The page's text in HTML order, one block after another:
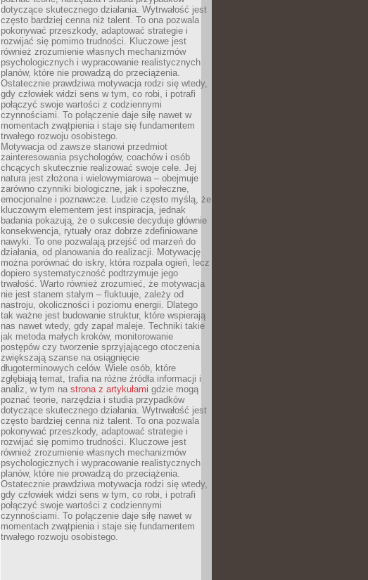
dotyczące skutecznego działania. Wytrwałość jest
często bardziej cenna niż talent. To ona pozwala
pokonywać przeszkody, adaptować strategie i
rozwijać się pomimo trudności. Kluczowe jest
również zrozumienie własnych mechanizmów
psychologicznych i wypracowanie realistycznych
planów, które nie prowadzą do przeciążenia.
Ostatecznie prawdziwa motywacja rodzi się wtedy,
gdy człowiek widzi sens w tym, co robi, i potrafi
połączyć swoje wartości z codziennymi
czynnościami. To połączenie daje siłę nawet w
momentach zwątpienia i staje się fundamentem
trwałego rozwoju osobistego.
Motywacja od zawsze stanowi przedmiot
zainteresowania psychologów, coachów i osób
chcących skutecznie realizować swoje cele. Jej
natura jest złożona i wielowymiarowa – obejmuje
zarówno czynniki biologiczne, jak i społeczne,
emocjonalne i poznawcze. Ludzie często myślą, że
kluczowym elementem jest inspiracja, jednak
badania pokazują, że o sukcesie decyduje głównie
konsekwencja, rytuały oraz dobrze zdefiniowane
nawyki. To one pozwalają przejść od marzeń do
działania, od planowania do realizacji. Motywację
można porównać do iskry, która rozpala ogień, lecz
dopiero systematyczność podtrzymuje jego
trwałość. Warto również zrozumieć, że motywacja
nie jest stanem stałym – fluktuuje, zależy od
nastroju, okoliczności i poziomu energii. Dlatego
tak ważne jest budowanie struktur, które wspierają
nas nawet wtedy, gdy zapał maleje. Techniki takie
jak metoda małych kroków, monitorowanie
postępów czy tworzenie sprzyjającego otoczenia
zwiększają szanse na osiągnięcie
długoterminowych celów. Wiele osób, które
zgłębiają temat, trafia na różne źródła informacji i
analiz, w tym na strona z artykułami gdzie mogą
poznać teorie, narzędzia i studia przypadków
dotyczące skutecznego działania. Wytrwałość jest
często bardziej cenna niż talent. To ona pozwala
pokonywać przeszkody, adaptować strategie i
rozwijać się pomimo trudności. Kluczowe jest
również zrozumienie własnych mechanizmów
psychologicznych i wypracowanie realistycznych
planów, które nie prowadzą do przeciążenia.
Ostatecznie prawdziwa motywacja rodzi się wtedy,
gdy człowiek widzi sens w tym, co robi, i potrafi
połączyć swoje wartości z codziennymi
czynnościami. To połączenie daje siłę nawet w
momentach zwątpienia i staje się fundamentem
trwałego rozwoju osobistego.